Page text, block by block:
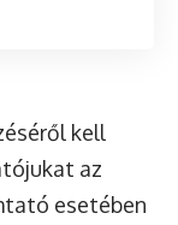
kell
az
esetében